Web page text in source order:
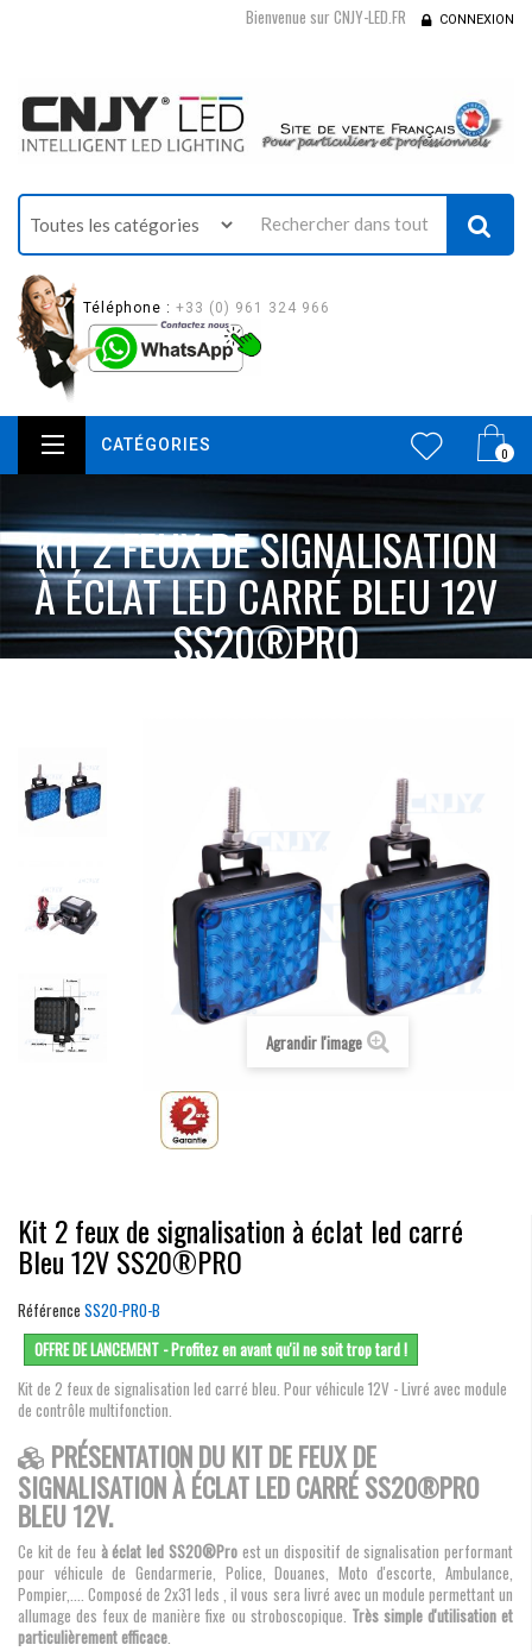
Bienvenue sur CNJY-LED.FR CONNEXION
Téléphone : +33 (0) 961 324 966
0
CATÉGORIES
KIT 2 FEUX DE SIGNALISATION
À ÉCLAT LED CARRÉ BLEU 12V
SS20®PRO
Agrandir l'image
Kit 2 feux de signalisation à éclat led carré
Bleu 12V SS20®PRO
Référence SS20-PRO-B
OFFRE DE LANCEMENT - Profitez en avant qu'il ne soit trop tard !
Kit de 2 feux de signalisation led carré bleu. Pour véhicule 12V - Livré avec module
de contrôle multifonction.
PRÉSENTATION DU KIT DE FEUX DE
SIGNALISATION À ÉCLAT LED CARRÉ SS20®PRO
BLEU 12V.
Ce kit de feu à éclat led SS20®Proest un dispositif de signalisation performant
pour véhicule de Gendarmerie, Police, Douanes, Moto d'escorte, Ambulance,
Pompier,.... Composé de 2x31 leds , il vous sera livré avec un module permettant un
allumage des feux de manière fixe ou stroboscopique. Très simple d'utilisation et
particulièrement efficace.